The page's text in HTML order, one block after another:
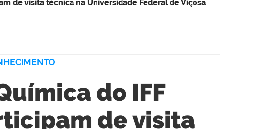
de visita técnica na Universidade Federal de Viçosa
do IFF
de visita